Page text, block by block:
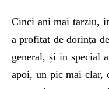
Cinci ani mai tarziu,
a profitat de dorința
general, și in special
apoi, un pic mai clar,